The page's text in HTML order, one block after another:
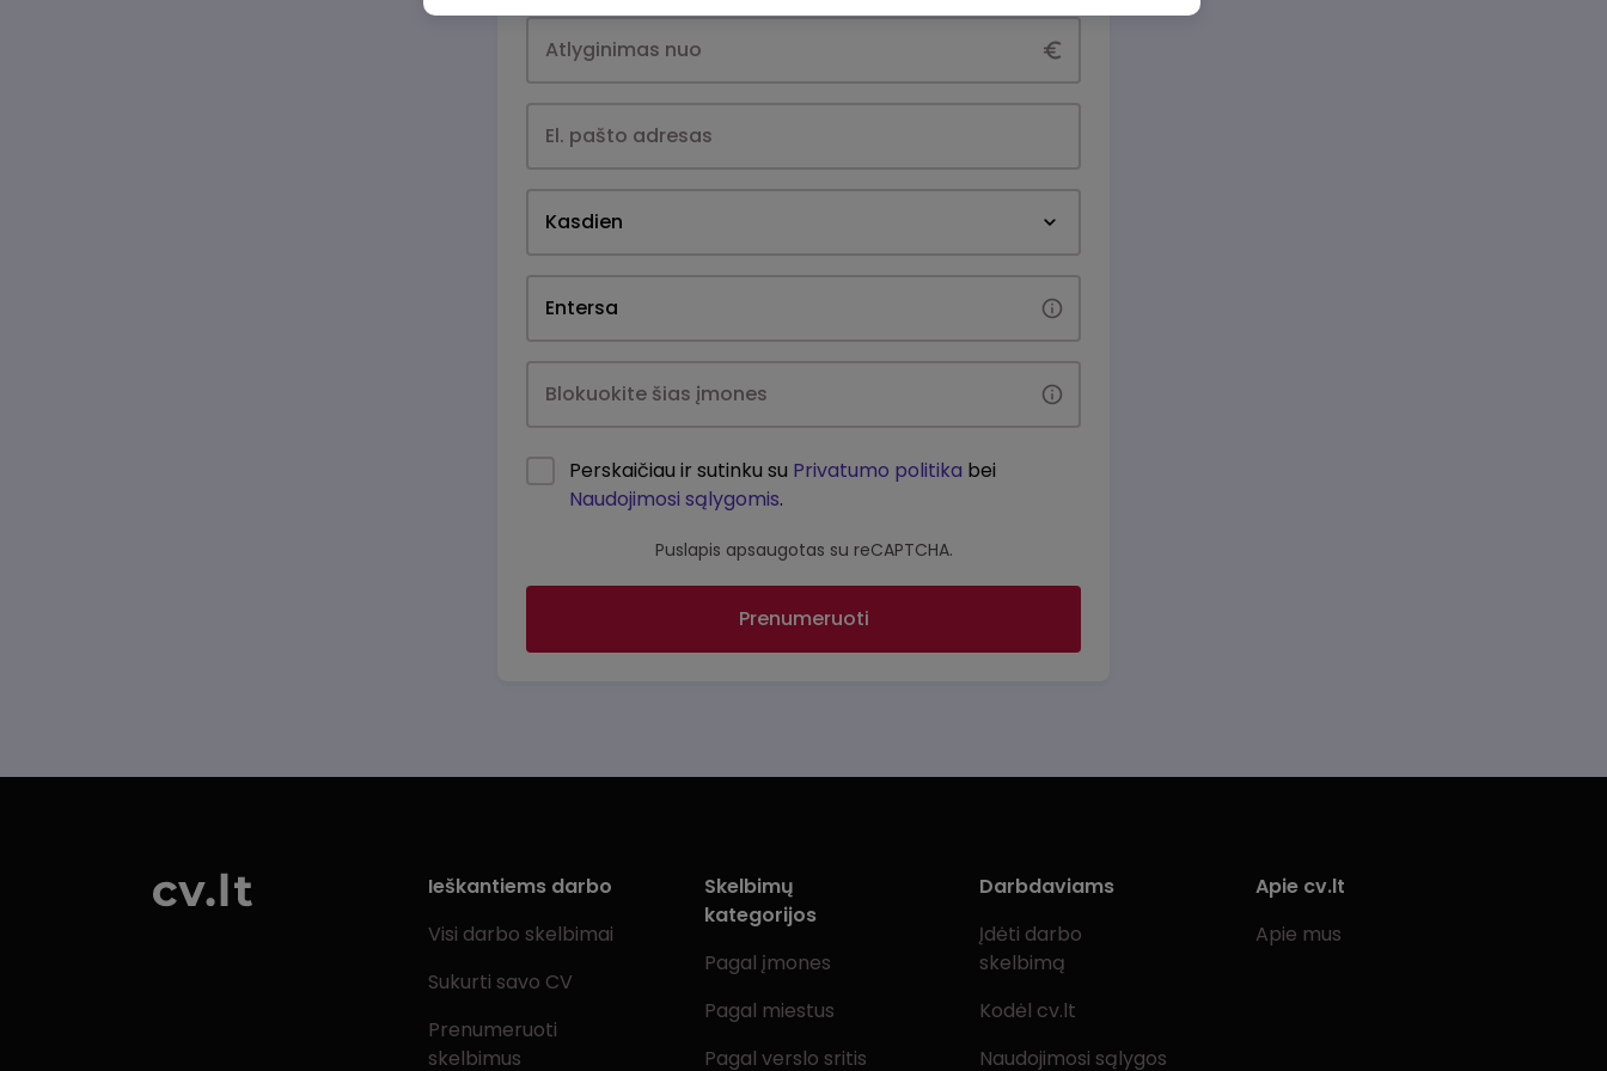
Kasdien
Perskaičiau ir sutinku su Privatumo politika bei
Naudojimosi sąlygomis.
Puslapis apsaugotas su reCAPTCHA.
Prenumeruoti
Ieškantiems darbo
Visi darbo skelbimai
Sukurti savo CV
Prenumeruoti
skelbimus
Skelbimų
kategorijos
Pagal įmones
Pagal miestus
Pagal verslo sritis
Darbdaviams
Įdėti darbo
skelbimą
Kodėl cv.lt
Naudojimosi sąlygos
Apie cv.lt
Apie mus